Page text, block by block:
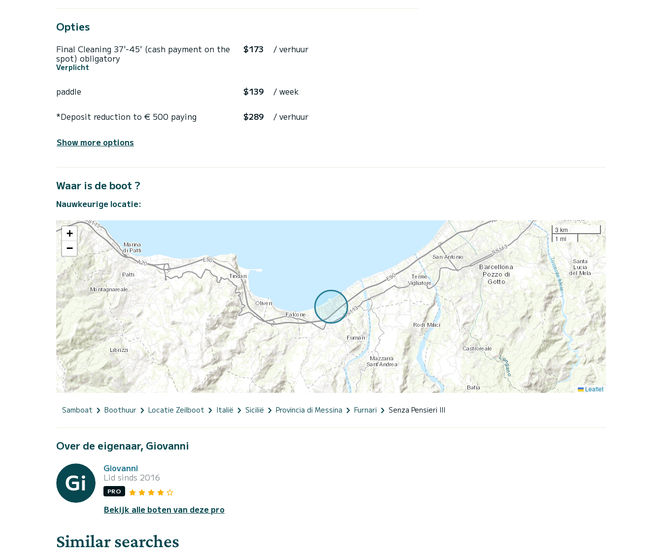
Opties
Final Cleaning 37'-45' (cash payment on the
spot) obligatory
Verplicht
$173 / verhuur
paddle $139 / week
*Deposit reduction to € 500 paying $289 / verhuur
Show more options
Waar is de boot ?
Nauwkeurige locatie:
+
−
3 km
1 mi
Leaflet
Samboat Boothuur Locatie Zeilboot Italië Sicilië Provincia di Messina Furnari Senza Pensieri III
Over de eigenaar, Giovanni
Giovanni
Lid sinds 2016
PRO
Bekijk alle boten van deze pro
Similar searches